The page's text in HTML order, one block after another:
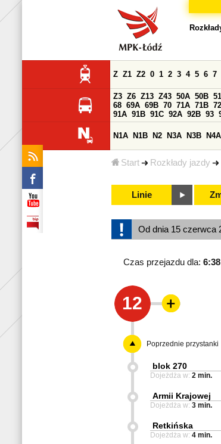
Start Rozkłady jazdy
Z Z1 Z2 0 1 2 3 4 5 6 7
Z3 Z6 Z13 Z43 50A 50B
68 69A 69B 70 71A 71B
91A 91B 91C 92A 92B 93
N1A N1B N2 N3A N3B N4A
Linie
Od dnia 15 czerwca
Czas przejazdu dla: 6:38
12
Poprzednie przystanki
blok 270
Dojeżdża w: 2 min.
Armii Krajowej
Dojeżdża w: 3 min.
Retkińska
Dojeżdża w: 4 min.